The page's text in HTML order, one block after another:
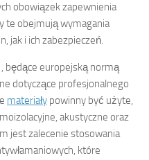
obowiązek zapewnienia
te obejmują wymagania
jak i ich zabezpieczeń.
będące europejską normą
dotyczące profesjonalnego
materiały powinny być użyte,
akustyczne oraz
jest zalecenie stosowania
które